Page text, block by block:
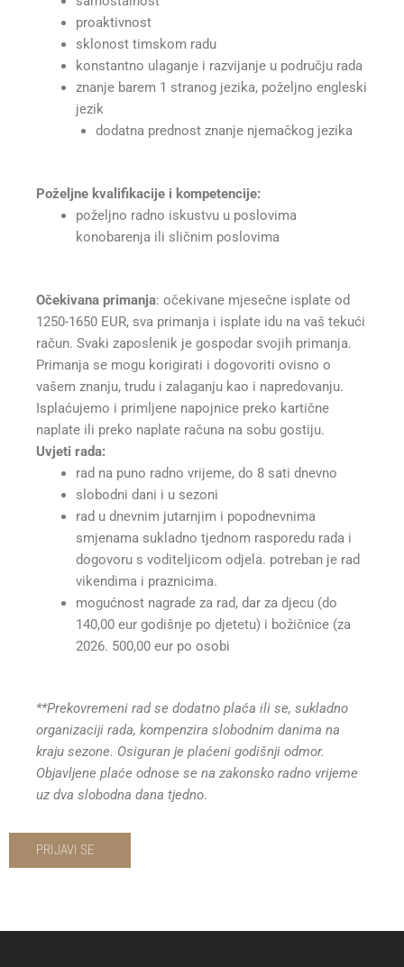
proaktivnost
sklonost timskom radu
konstantno ulaganje i razvijanje u području rada
znanje barem 1 stranog jezika, poželjno engleski
jezik
dodatna prednost znanje njemačkog jezika
Poželjne kvalifikacije i kompetencije:
poželjno radno iskustvu u poslovima
konobarenja ili sličnim poslovima
Očekivana primanja: očekivane mjesečne isplate od
1250-1650 EUR, sva primanja i isplate idu na vaš tekući
račun. Svaki zaposlenik je gospodar svojih primanja.
Primanja se mogu korigirati i dogovoriti ovisno o
vašem znanju, trudu i zalaganju kao i napredovanju.
Isplaćujemo i primljene napojnice preko kartične
naplate ili preko naplate računa na sobu gostiju.
Uvjeti rada:
rad na puno radno vrijeme, do 8 sati dnevno
slobodni dani i u sezoni
rad u dnevnim jutarnjim i popodnevnima
smjenama sukladno tjednom rasporedu rada i
dogovoru s voditeljicom odjela. potreban je rad
vikendima i praznicima.
mogućnost nagrade za rad, dar za djecu (do
140,00 eur godišnje po djetetu) i božičnice (za
2026. 500,00 eur po osobi
**Prekovremeni rad se dodatno plaća ili se, sukladno
organizaciji rada, kompenzira slobodnim danima na
kraju sezone. Osiguran je plaćeni godišnji odmor.
Objavljene plaće odnose se na zakonsko radno vrijeme
uz dva slobodna dana tjedno.
PRIJAVI SE